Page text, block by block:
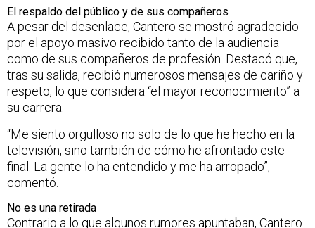
El respaldo del público y de sus compañeros
A pesar del desenlace, Cantero se mostró agradecido
por el apoyo masivo recibido tanto de la audiencia
como de sus compañeros de profesión. Destacó que,
tras su salida, recibió numerosos mensajes de cariño y
respeto, lo que considera “el mayor reconocimiento” a
su carrera.
“Me siento orgulloso no solo de lo que he hecho en la
televisión, sino también de cómo he afrontado este
final. La gente lo ha entendido y me ha arropado”,
comentó.
No es una retirada
Contrario a lo que algunos rumores apuntaban, Cantero